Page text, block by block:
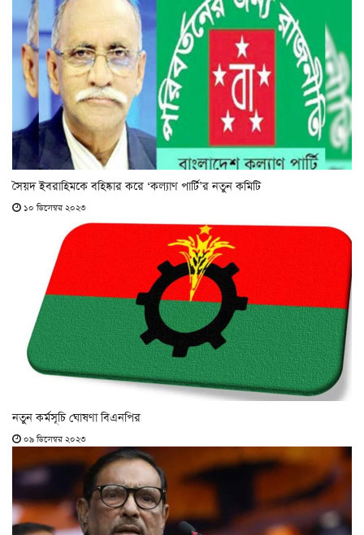
সৈয়দ ইবরাহিমকে বহিষ্কার করে ‘কল্যাণ পার্টি’র নতুন কমিটি
১০ ডিসেম্বর ২০২৩
নতুন কর্মসূচি ঘোষণা বিএনপির
০৯ ডিসেম্বর ২০২৩